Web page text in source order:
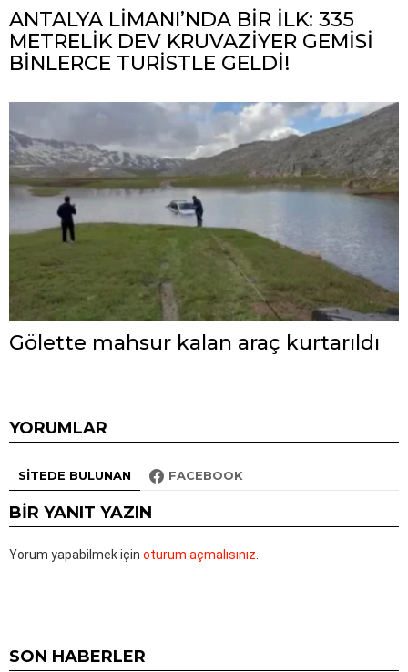
ANTALYA LİMANI’NDA BİR İLK: 335
METRELİK DEV KRUVAZİYER GEMİSİ
BİNLERCE TURİSTLE GELDİ!
Gölette mahsur kalan araç kurtarıldı
YORUMLAR
SITEDE BULUNAN FACEBOOK
BIR YANIT YAZIN
Yorum yapabilmek için oturum açmalısınız
SON HABERLER